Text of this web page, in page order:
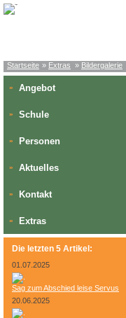
Startseite » Extras » Bildergalerie
» Angebot
» Schule
» Personen
» Aktuelles
» Kontakt
» Extras
Die letzten 5 Artikel:
01.07.2025
Sag zum Abschied leise Servus
20.06.2025